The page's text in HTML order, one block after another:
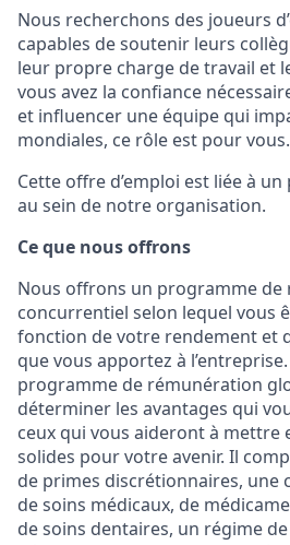
Nous recherchons des joueurs
capables de soutenir leurs
leur propre charge de travail et
vous avez la confiance
et influencer une équipe qui
mondiales, ce rôle est pour vous.
Cette offre d’emploi est liée à
au sein de notre organisation.
Ce que nous offrons
Nous offrons un programme de
concurrentiel selon lequel vous
fonction de votre rendement et
que vous apportez à
programme de rémunération
déterminer les avantages qui
ceux qui vous aideront à mettre
solides pour votre avenir. Il
de primes discrétionnaires, une
de soins médicaux, de
de soins dentaires, un régime